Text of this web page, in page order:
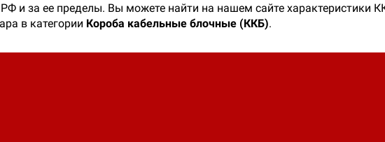
РФ и за ее пределы. Вы можете найти на нашем сайте
в категории Короба кабельные блочные (ККБ).